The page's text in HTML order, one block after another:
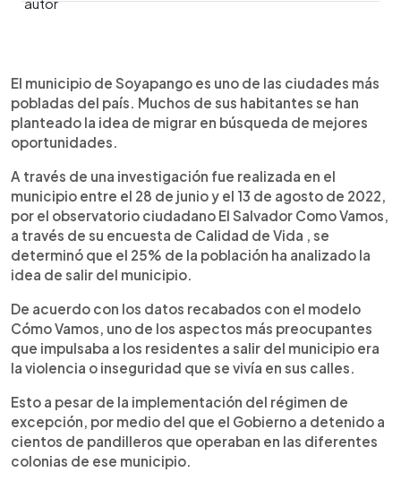
► Escuchar artículo
El municipio de Soyapango es uno de las ciudades más
pobladas del país. Muchos de sus habitantes se han
planteado la idea de migrar en búsqueda de mejores
oportunidades.
A través de una investigación fue realizada en el
municipio entre el 28 de junio y el 13 de agosto de 2022,
por el observatorio ciudadano El Salvador Como Vamos,
a través de su encuesta de Calidad de Vida , se
determinó que el 25% de la población ha analizado la
idea de salir del municipio.
De acuerdo con los datos recabados con el modelo
Cómo Vamos, uno de los aspectos más preocupantes
que impulsaba a los residentes a salir del municipio era
la violencia o inseguridad que se vivía en sus calles.
Esto a pesar de la implementación del régimen de
excepción, por medio del que el Gobierno a detenido a
cientos de pandilleros que operaban en las diferentes
colonias de ese municipio.